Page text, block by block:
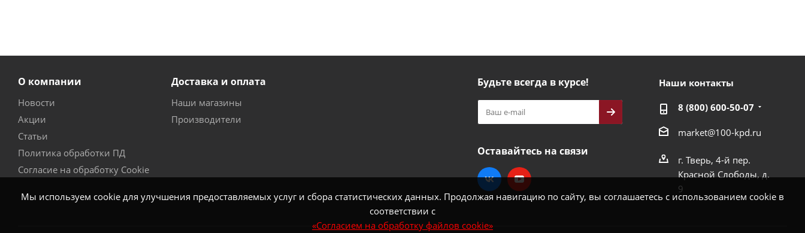
Мы используем cookie для улучшения предоставляемых услуг и сбора статистических данных. Продолжая навигацию по сайту, вы соглашаетесь с использованием cookie в
соответствии с
«Согласием на обработку файлов cookie»
О компании
Новости
Акции
Статьи
Политика обработки ПД
Согласие на обработку Cookie
Доставка и оплата
Наши магазины
Производители
Будьте всегда в курсе!
Оставайтесь на связи
Наши контакты
8 (800) 600-50-07
market@100-kpd.ru
г. Тверь, 4-й пер.
Красной Слободы, д.
9